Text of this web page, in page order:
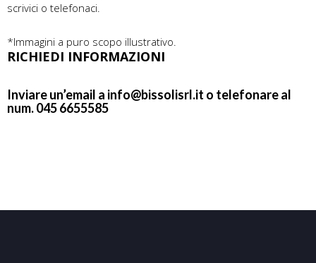
scrivici o telefonaci.
*Immagini a puro scopo illustrativo.
RICHIEDI INFORMAZIONI
Inviare un’email a info@bissolisrl.it o telefonare al
num. 045 6655585